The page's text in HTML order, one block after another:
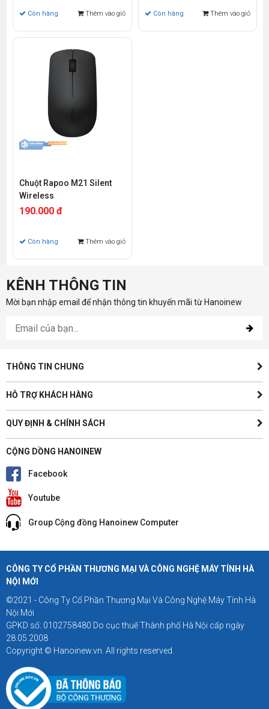
Còn hàng Thêm vào giỏ Còn hàng Thêm vào giỏ
Chuột Rapoo M21 Silent
Wireless
190.000 đ
Còn hàng Thêm vào giỏ
KÊNH THÔNG TIN
Mời bạn nhập email để nhận thông tin khuyến mãi từ Hanoinew
THÔNG TIN CHUNG
HỖ TRỢ KHÁCH HÀNG
QUY ĐỊNH & CHÍNH SÁCH
CỘNG DỒNG HANOINEW
Facebook
Youtube
Group Cộng đồng Hanoinew Computer
CÔNG TY CỔ PHẦN THƯƠNG MẠI VÀ CÔNG NGHỆ MÁY TÍNH HÀ
NỘI MỚI
©2021 - Công Ty Cổ Phần Thương Mại Và Công Nghệ Máy Tính Hà
Nội Mới
GPKD số: 0102758480 Do cục thuế Thành phố Hà Nội cấp ngày
28.05.2008
Copyright © Hanoinew.vn. All rights reserved.